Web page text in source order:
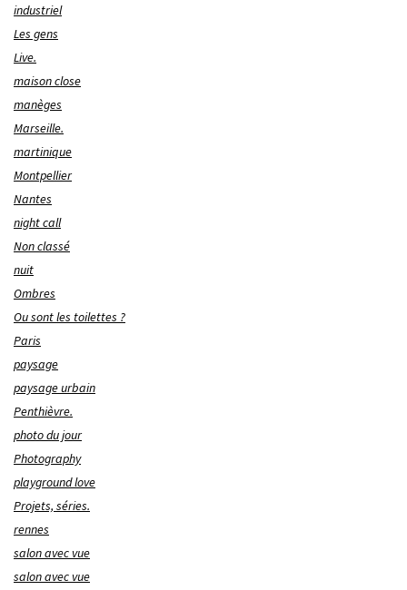
industriel
Les gens
Live.
maison close
manèges
Marseille.
martinique
Montpellier
Nantes
night call
Non classé
nuit
Ombres
Ou sont les toilettes ?
Paris
paysage
paysage urbain
Penthièvre.
photo du jour
Photography
playground love
Projets, séries.
rennes
salon avec vue
salon avec vue